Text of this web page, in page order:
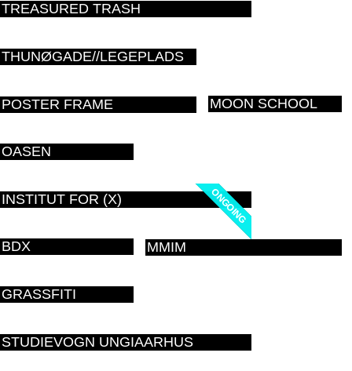
TREASURED TRASH
THUNØGADE//LEGEPLADS
POSTER FRAME MOON SCHOOL
OASEN
ONGOING
ONGOING
INSTITUT FOR (X)
BDX MMIM
GRASSFITI
STUDIEVOGN UNGIAARHUS